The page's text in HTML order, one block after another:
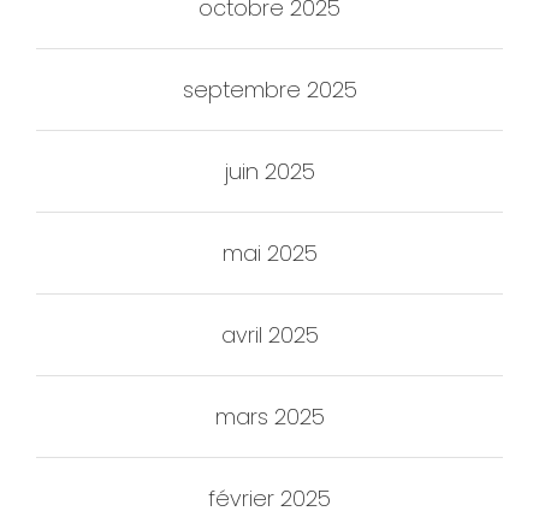
octobre 2025
septembre 2025
juin 2025
mai 2025
avril 2025
mars 2025
février 2025